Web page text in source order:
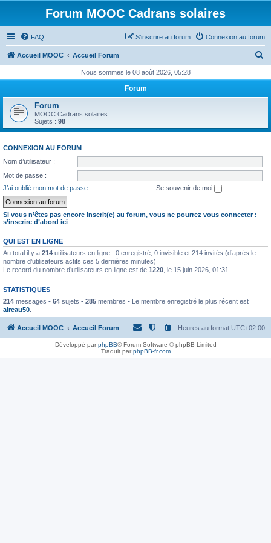
Forum MOOC Cadrans solaires
FAQ Connexion au forum
S’inscrire au forum
Accueil MOOC Accueil Forum
h
r
Nous sommes le 08 août 2026, 05:28
Forum
Forum
MOOC Cadrans solaires
Sujets : 98
CONNEXION AU FORUM
Nom d’utilisateur :
Mot de passe :
J’ai oublié mon mot de passe
Se souvenir de moi
Si vous n’êtes pas encore inscrit(e) au forum, vous ne pourrez vous connecter :
s’inscrire d’abord ici
QUI EST EN LIGNE
Au total il y a 214 utilisateurs en ligne : 0 enregistré, 0 invisible et 214 invités (d’après le
nombre d’utilisateurs actifs ces 5 dernières minutes)
Le record du nombre d’utilisateurs en ligne est de 1220 , le 15 juin 2026, 01:31
STATISTIQUES
214 messages • 64 sujets • 285 membres • Le membre enregistré le plus récent est
aireau50
Accueil MOOC Accueil Forum Heures au format UTC+02:00
Développé parphpBB® Forum Software © phpBB Limited
Traduit parphpBB-fr.com